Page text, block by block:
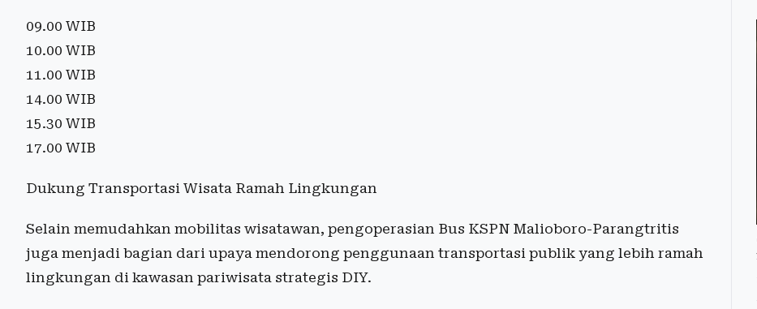
09.00 WIB
10.00 WIB
11.00 WIB
14.00 WIB
15.30 WIB
17.00 WIB
Dukung Transportasi Wisata Ramah Lingkungan
Selain memudahkan mobilitas wisatawan, pengoperasian Bus KSPN Malioboro-Parangtritis
juga menjadi bagian dari upaya mendorong penggunaan transportasi publik yang lebih ramah
lingkungan di kawasan pariwisata strategis DIY.